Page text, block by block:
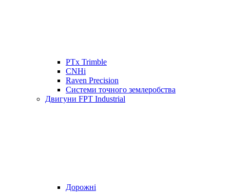
PTx Trimble
CNHi
Raven Precision
Системи точного землеробства
Двигуни FPT Industrial
Дорожні